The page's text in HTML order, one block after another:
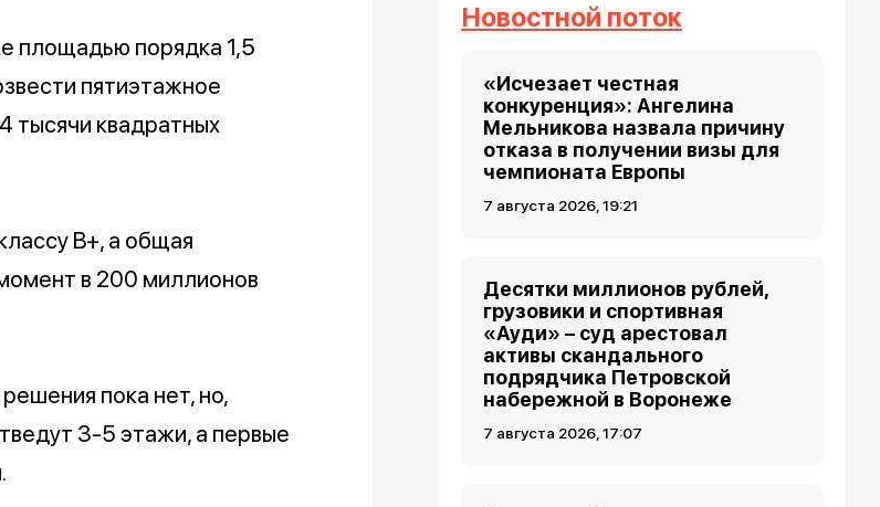
площадью порядка 1,5
пятиэтажное
тысячи квадратных
B+, а общая
в 200 миллионов
пока нет, но,
3-5 этажи, а первые
Новостной поток
«Исчезает честная
конкуренция»: Ангелина
Мельникова назвала причину
отказа в получении визы для
чемпионата Европы
7 августа 2026, 19:21
Десятки миллионов рублей,
грузовики и спортивная
«Ауди» – суд арестовал
активы скандального
подрядчика Петровской
набережной в Воронеже
7 августа 2026, 17:07